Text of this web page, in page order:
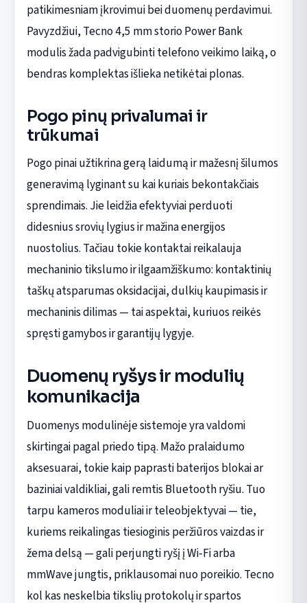
patikimesniam įkrovimui bei duomenų perdavimui.
Pavyzdžiui, Tecno 4,5 mm storio Power Bank
modulis žada padvigubinti telefono veikimo laiką, o
bendras komplektas išlieka netikėtai plonas.
Pogo pinų privalumai ir
trūkumai
Pogo pinai užtikrina gerą laidumą ir mažesnį šilumos
generavimą lyginant su kai kuriais bekontakčiais
sprendimais. Jie leidžia efektyviai perduoti
didesnius srovių lygius ir mažina energijos
nuostolius. Tačiau tokie kontaktai reikalauja
mechaninio tikslumo ir ilgaamžiškumo: kontaktinių
taškų atsparumas oksidacijai, dulkių kaupimasis ir
mechaninis dilimas — tai aspektai, kuriuos reikės
spręsti gamybos ir garantijų lygyje.
Duomenų ryšys ir modulių
komunikacija
Duomenys modulinėje sistemoje yra valdomi
skirtingai pagal priedo tipą. Mažo pralaidumo
aksesuarai, tokie kaip paprasti baterijos blokai ar
baziniai valdikliai, gali remtis Bluetooth ryšiu. Tuo
tarpu kameros moduliai ir teleobjektyvai — tie,
kuriems reikalingas tiesioginis peržiūros vaizdas ir
žema delsą — gali perjungti ryšį į Wi‑Fi arba
mmWave jungtis, priklausomai nuo poreikio. Tecno
kol kas neskelbia tikslių protokolų ir spartos